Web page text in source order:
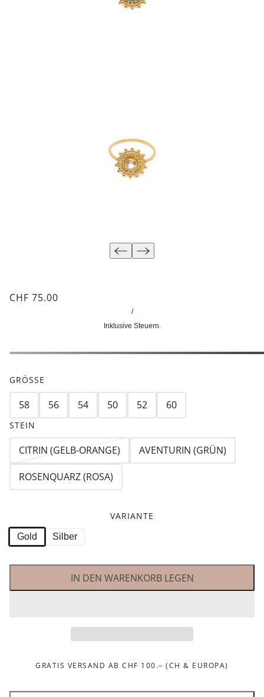
CHF 75.00
/
Inklusive Steuern.
GRÖSSE
58 56 54 50 52 60
STEIN
CITRIN (GELB-ORANGE) AVENTURIN (GRÜN)
ROSENQUARZ (ROSA)
VARIANTE
Gold Silber
IN DEN WARENKORB LEGEN
GRATIS VERSAND AB CHF 100.– (CH & EUROPA)